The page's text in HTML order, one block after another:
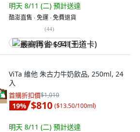
明天 8/11 (二) 預計送達
酷澎直售 ∙ 免運 ∙ 免費退貨
(44)
最高再省 $94 (王道卡)
ViTa 維他 朱古力牛奶飲品, 250ml, 24
入
首購折扣價$1,010
19% $810 ($13.50/100ml)
明天 8/11 (二) 預計送達